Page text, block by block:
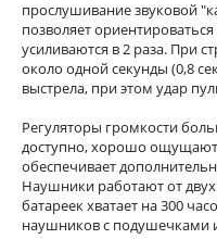
прослушивание звуковой
позволяет
усиливаются в 2 раза. При
около одной секунды (0,8
выстрела, при этом удар
Регуляторы громкости
доступно, хорошо
обеспечивает
Наушники работают от
батареек хватает на 300
наушников с подушечками